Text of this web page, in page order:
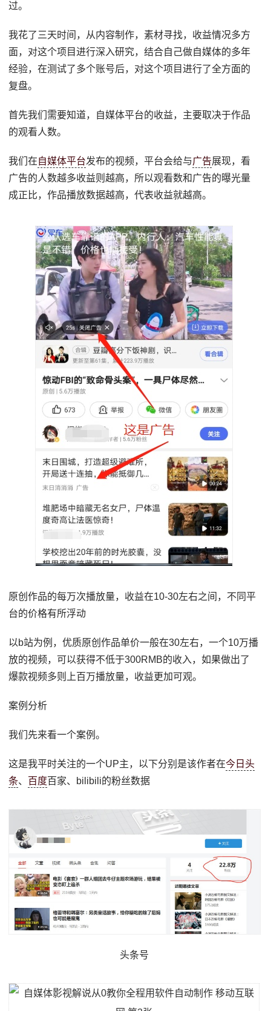
过。
我花了三天时间，从内容制作，素材寻找，收益情况多方
面，对这个项目进行深入研究，结合自己做自媒体的多年
经验，在测试了多个账号后，对这个项目进行了全方面的
复盘。
首先我们需要知道，自媒体平台的收益，主要取决于作品
的观看人数。
我们在自媒体平台发布的视频，平台会给与广告展现，看
广告的人数越多收益则越高，所以观看数和广告的曝光量
成正比，作品播放数据越高，代表收益就越高。
原创作品的每万次播放量，收益在10-30左右之间，不同平
台的价格有所浮动
以b站为例，优质原创作品单价一般在30左右，一个10万播
放的视频，可以获得不低于300RMB的收入，如果做出了
爆款视频多则上百万播放量，收益更加可观。
案例分析
我们先来看一个案例。
这是我平时关注的一个UP主，以下分别是该作者在今日头
条、 百度百家、bilibili的粉丝数据
头条号